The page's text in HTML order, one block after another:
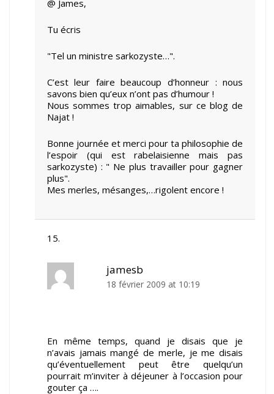
@ James,
Tu écris
"Tel un ministre sarkozyste…".
C’est leur faire beaucoup d’honneur : nous
savons bien qu’eux n’ont pas d’humour !
Nous sommes trop aimables, sur ce blog de
Najat !
Bonne journée et merci pour ta philosophie de
l’espoir (qui est rabelaisienne mais pas
sarkozyste) : " Ne plus travailler pour gagner
plus".
Mes merles, mésanges,…rigolent encore !
jamesb
18 février 2009 at 10:19
En même temps, quand je disais que je
n’avais jamais mangé de merle, je me disais
qu’éventuellement peut être quelqu’un
pourrait m’inviter à déjeuner à l’occasion pour
gouter ça ….